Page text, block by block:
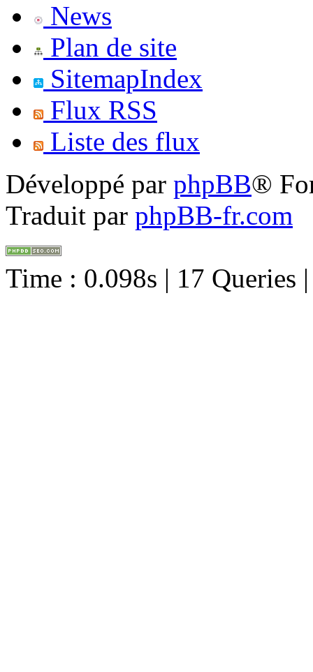
News
Plan de site
SitemapIndex
Flux RSS
Liste des flux
Développé par phpBB®
Traduit par phpBB-fr.com
Time : 0.098s | 17 Queries